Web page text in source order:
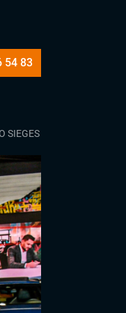
54 83
SIEGES RS NAPPA